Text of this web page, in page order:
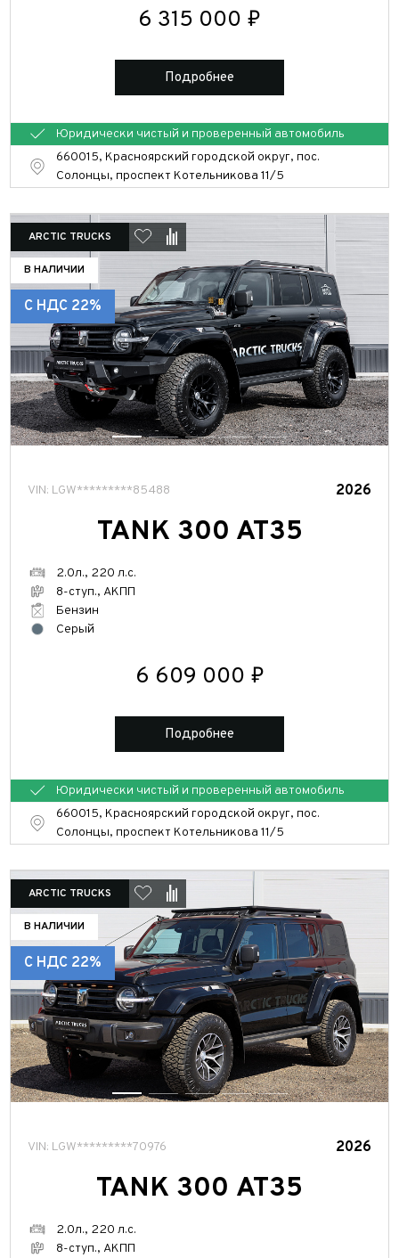
6 315 000 ₽
Подробнее
Юридически чистый и проверенный автомобиль
660015, Красноярский городской округ, пос.
Солонцы, проспект Котельникова 11/5
ARCTIC TRUCKS
В НАЛИЧИИ
С НДС 22%
VIN: LGW*********85488 2026
TANK 300 AT35
2.0л., 220 л.с.
8-ступ., АКПП
Бензин
Серый
6 609 000 ₽
Подробнее
Юридически чистый и проверенный автомобиль
660015, Красноярский городской округ, пос.
Солонцы, проспект Котельникова 11/5
ARCTIC TRUCKS
В НАЛИЧИИ
С НДС 22%
VIN: LGW*********70976 2026
TANK 300 АТ35
2.0л., 220 л.с.
8-ступ., АКПП
Отправить